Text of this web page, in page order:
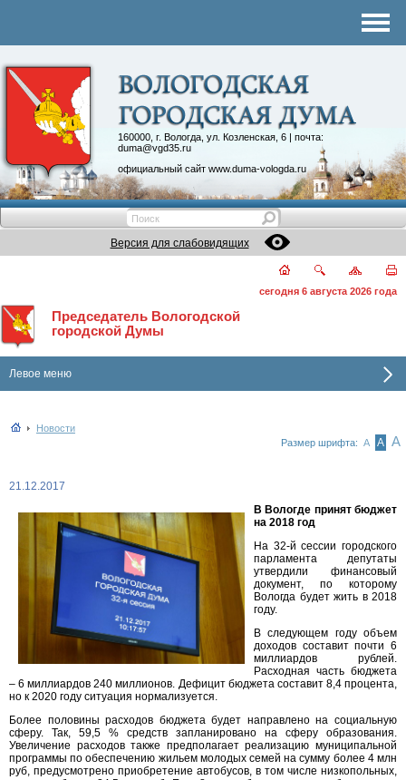
160000, г. Вологда, ул. Козленская, 6 | почта:
duma@vgd35.ru
официальный сайт www.duma-vologda.ru
Контакты
Депутатские объединения
Версия для слабовидящих
сегодня 6 августа 2026 года
Председатель Вологодской
городской Думы
Левое меню
Новости
Размер шрифта: А А А
21.12.2017
В Вологде принят бюджет
на 2018 год
На 32-й сессии городского
парламента депутаты
утвердили финансовый
документ, по которому
Вологда будет жить в 2018
году.
В следующем году объем
доходов составит почти 6
миллиардов рублей.
Расходная часть бюджета
– 6 миллиардов 240 миллионов. Дефицит бюджета составит 8,4 процента,
но к 2020 году ситуация нормализуется.
Более половины расходов бюджета будет направлено на социальную
сферу. Так, 59,5 % средств запланировано на сферу образования.
Увеличение расходов также предполагает реализацию муниципальной
программы по обеспечению жильем молодых семей на сумму более 4 млн
руб, предусмотрено приобретение автобусов, в том числе низкопольных,